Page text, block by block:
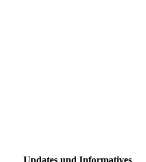
Updates und Informatives